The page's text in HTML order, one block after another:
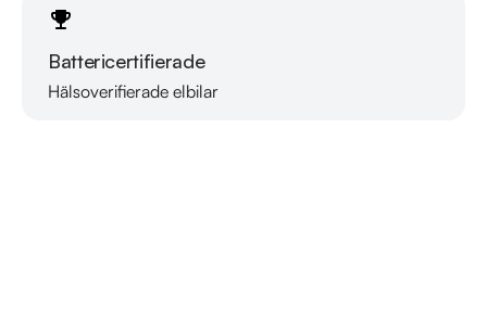
Battericertifierade
Hälsoverifierade elbilar
Läs mer om oss